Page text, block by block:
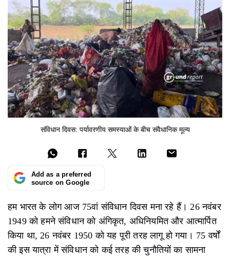
संविधान दिवस: पर्यावरणीय समस्याओं के बीच संवैधानिक मूल्य
Add as a preferred
source on Google
हम भारत के लोग आज 75वां संविधान दिवस मना रहे हैं। 26 नवंबर
1949 को हमने संविधान को अंगिकृत, अधिनियमित और आत्मार्पित
किया था, 26 नवंबर 1950 को यह पूरी तरह लागू हो गया। 75 वर्षों
की इस यात्रा में संविधान को कई तरह की चुनौतियों का सामना